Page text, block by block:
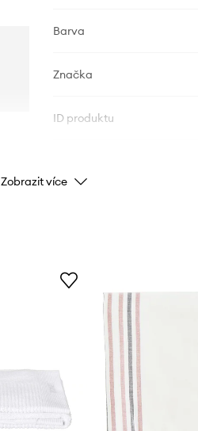
Barva
Značka
ID produktu
Zobrazit více